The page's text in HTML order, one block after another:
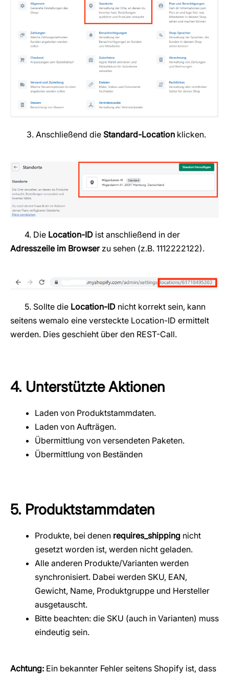
3. Anschließend die Standard-Location klicken.
4. Die Location-ID ist anschließend in der
Adresszeile im Browserzu sehen (z.B. 1112222122).
5. Sollte die Location-ID nicht korrekt sein, kann
seitens wemalo eine versteckte Location-ID ermittelt
werden. Dies geschieht über den REST-Call.
4. Unterstützte Aktionen
Laden von Produktstammdaten.
Laden von Aufträgen.
Übermittlung von versendeten Paketen.
Übermittlung von Beständen
5. Produktstammdaten
Produkte, bei denen requires_shipping nicht
gesetzt worden ist, werden nicht geladen.
Alle anderen Produkte/Varianten werden
synchronisiert. Dabei werden SKU, EAN,
Gewicht, Name, Produktgruppe und Hersteller
ausgetauscht.
Bitte beachten: die SKU (auch in Varianten) muss
eindeutig sein.
Achtung: Ein bekannter Fehler seitens Shopify ist, dass